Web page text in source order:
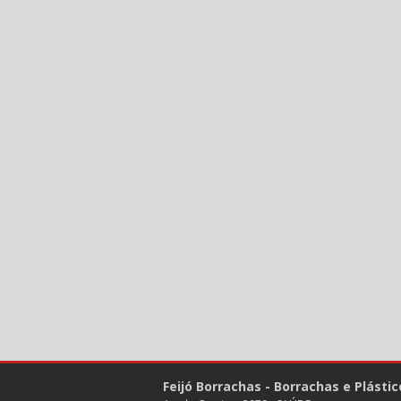
Feijó Borrachas - Borrachas e